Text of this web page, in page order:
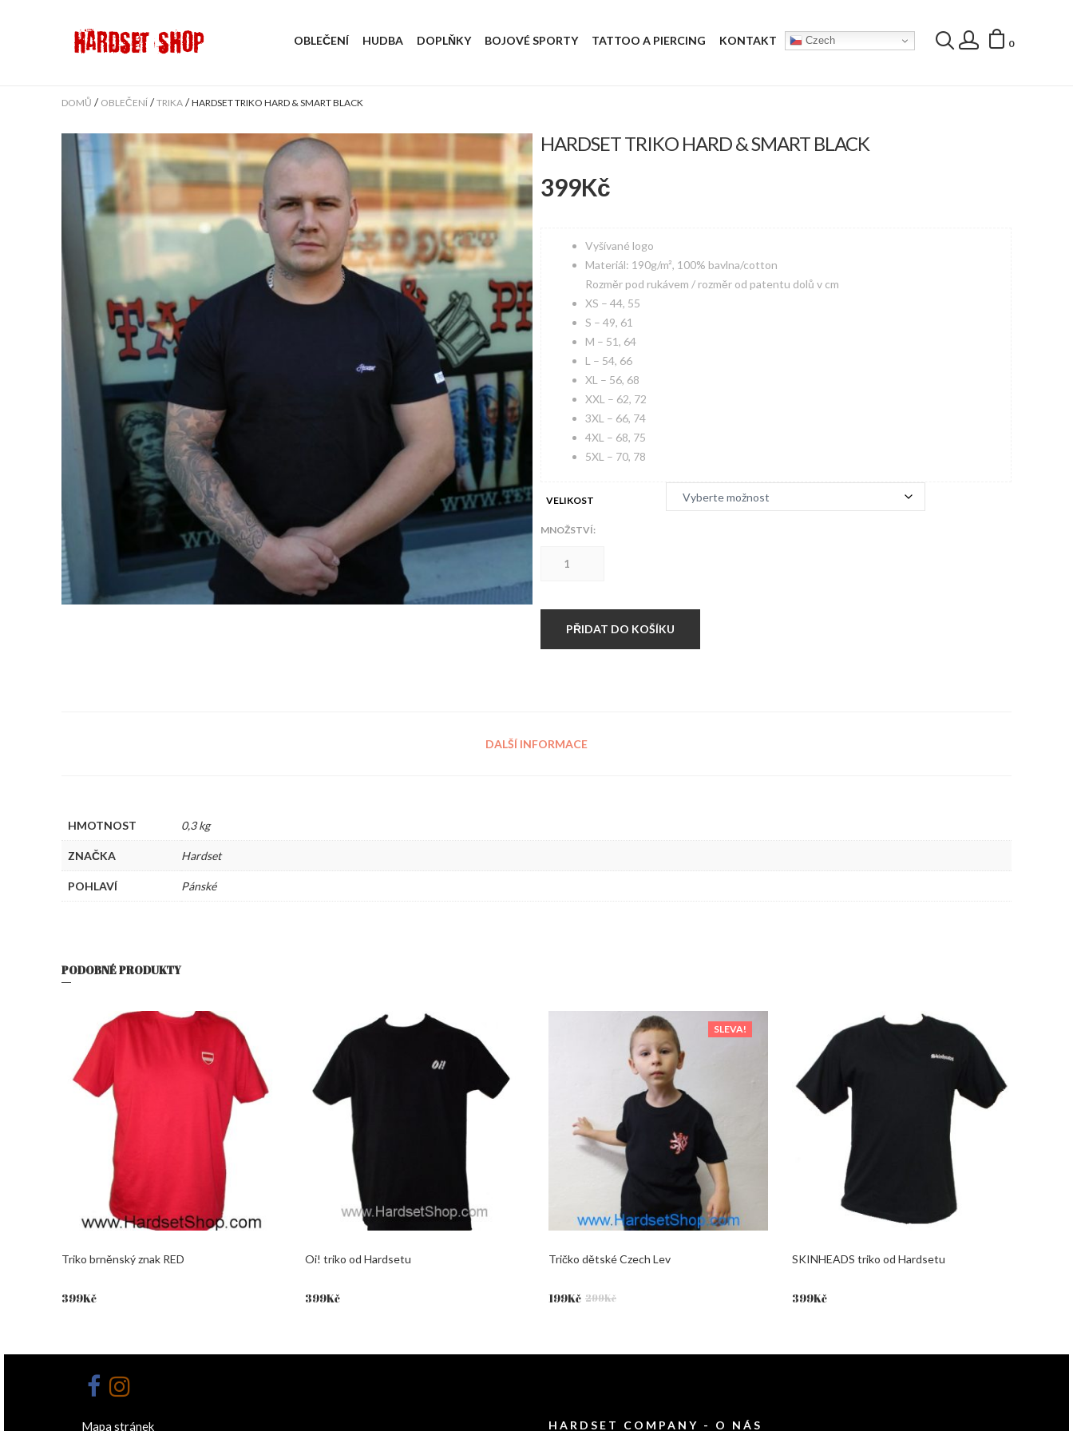
OBLEČENÍ HUDBA DOPLŇKY BOJOVÉ SPORTY TATTOO A PIERCING KONTAKT Czech 0
DOMŮ / OBLEČENÍ /TRIKA /HARDSET TRIKO HARD & SMART BLACK
HARDSET TRIKO HARD & SMART BLACK
399Kč
Vyšívané logo
Materiál: 190g/m², 100% bavlna/cotton
Rozměr pod rukávem / rozměr od patentu dolů v cm
XS – 44, 55
S – 49, 61
M – 51, 64
L – 54, 66
XL – 56, 68
XXL – 62, 72
3XL – 66, 74
4XL – 68, 75
5XL – 70, 78
VELIKOST
MNOŽSTVÍ:
Smart
BLACKPŘIDAT DO KOŠÍKU
DALŠÍ INFORMACE
HMOTNOST 0,3 kg
ZNAČKA Hardset
POHLAVÍ Pánské
PODOBNÉ PRODUKTY
Triko brněnský znak RED
399Kč
Oi! triko od Hardsetu
399Kč
SLEVA!
Tričko dětské Czech Lev
299Kč
Původní
199Kč
Aktuální
SKINHEADS triko od Hardsetu
399Kč
Mapa stránek HARDSET COMPANY - O NÁS